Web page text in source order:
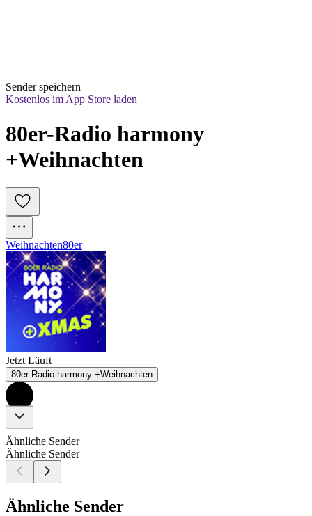
Sender speichern
Kostenlos im App Store laden
80er-Radio harmony
+Weihnachten
Weihnachten80er
Jetzt Läuft
80er-Radio harmony +Weihnachten
Ähnliche Sender
Ähnliche Sender
Ähnliche Sender